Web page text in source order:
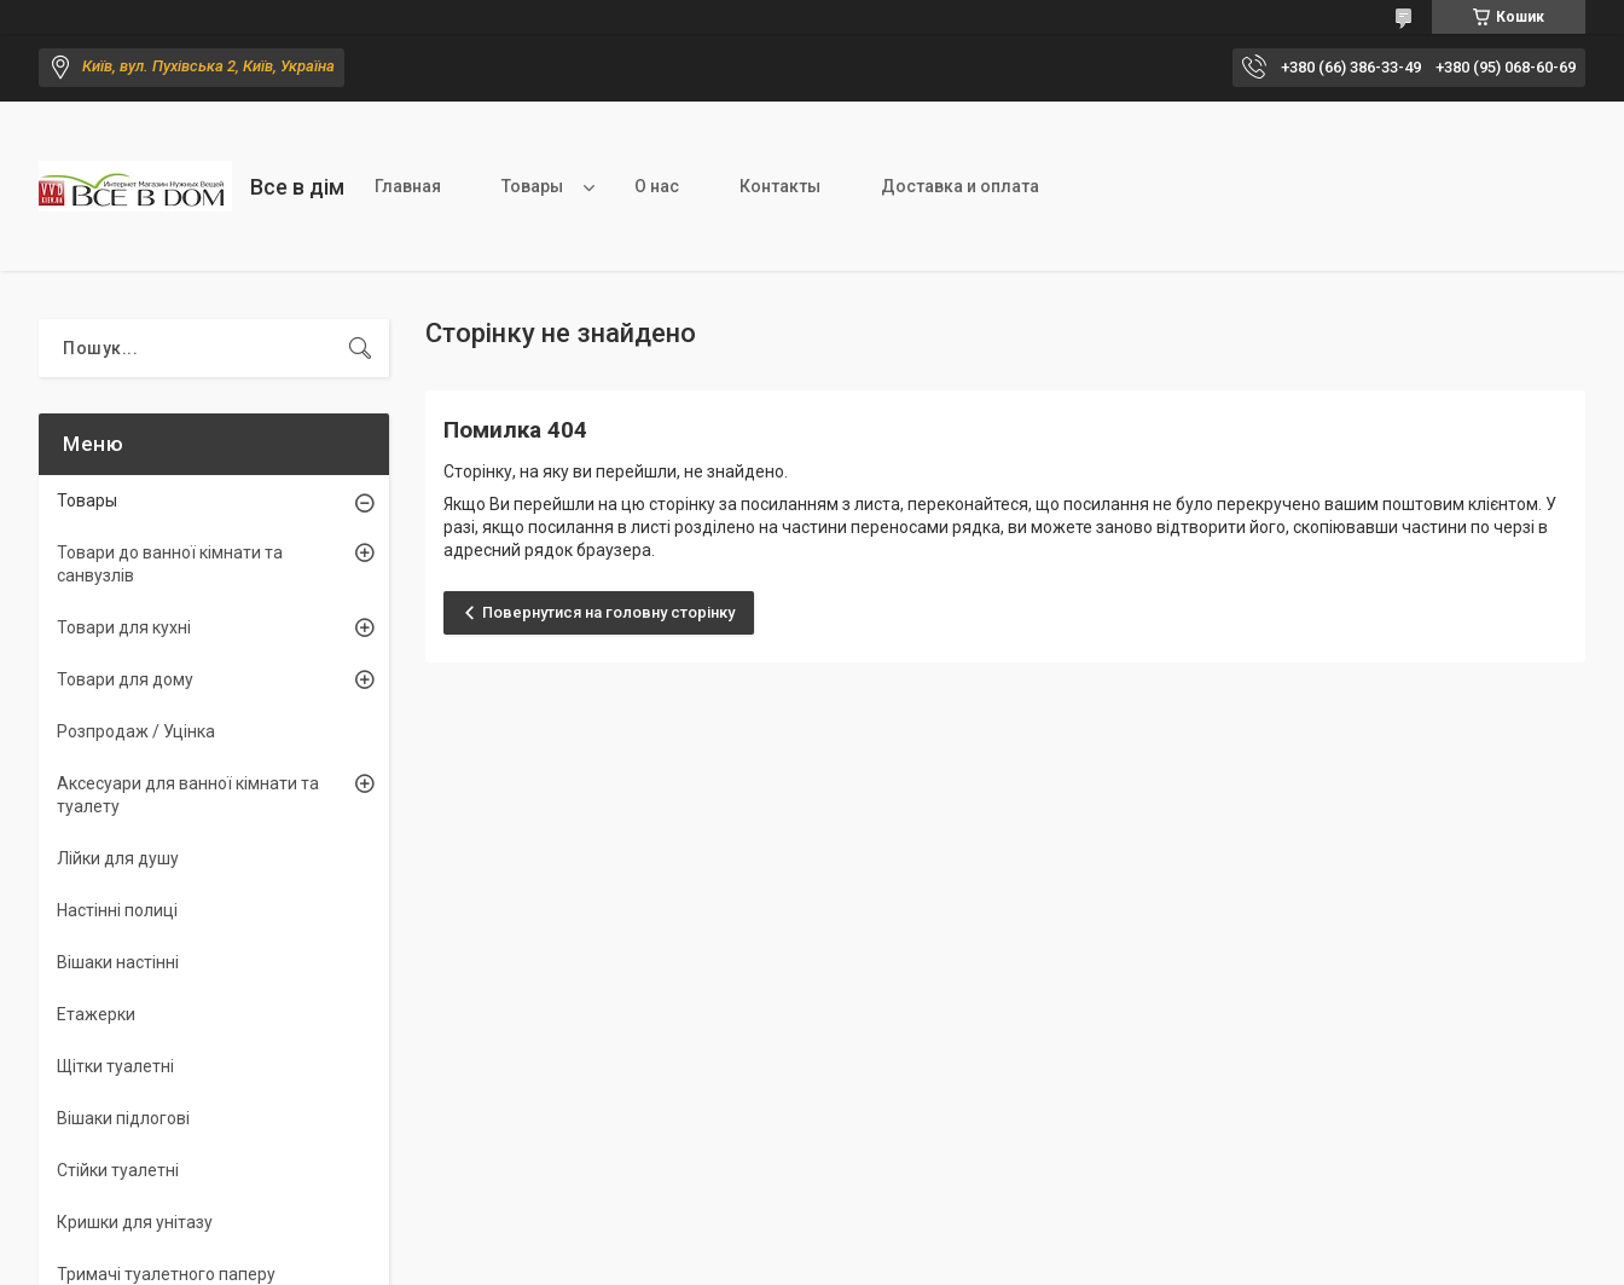
Кошик
Київ, вул. Пухівська 2, Київ, Україна +380 (66) 386-33-49 +380 (95) 068-60-69
Все в дім Главная Товары О нас Контакты Доставка и оплата
Сторінку не знайдено
Помилка 404
Сторінку, на яку ви перейшли, не знайдено.
Якщо Ви перейшли на цю сторінку за посиланням з листа, переконайтеся, що посилання не було перекручено вашим поштовим клієнтом. У
разі, якщо посилання в листі розділено на частини переносами рядка, ви можете заново відтворити його, скопіювавши частини по черзі в
адресний рядок браузера.
Повернутися на головну сторінку
Товары
Товари до ванної кімнати та
санвузлів
Товари для кухні
Товари для дому
Розпродаж / Уцінка
Аксесуари для ванної кімнати та
туалету
Лійки для душу
Настінні полиці
Вішаки настінні
Етажерки
Щітки туалетні
Вішаки підлогові
Стійки туалетні
Кришки для унітазу
Тримачі туалетного паперу